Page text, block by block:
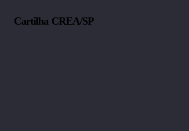
Cartilha CREA/SP